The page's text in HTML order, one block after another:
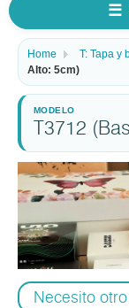
☰
Home T: Tapa y
Alto: 5cm)
T3712
Necesito